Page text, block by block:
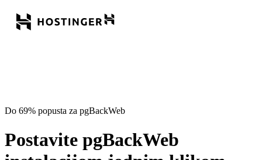
Do 69% popusta za pgBackWeb
Postavite pgBackWeb